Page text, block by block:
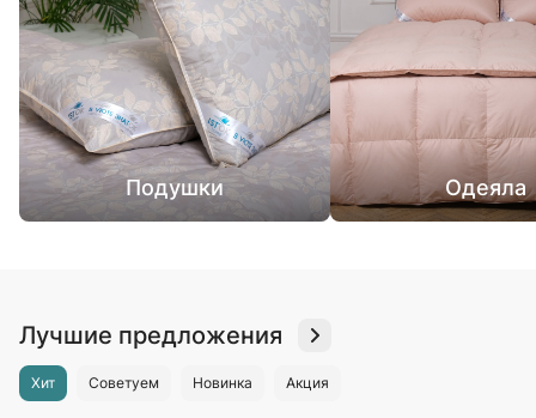
Подушки Одеяла
Лучшие предложения
Хит Советуем Новинка Акция